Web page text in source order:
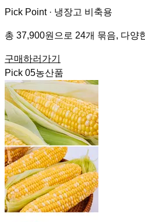
Pick Point · 냉장고 비축용
총 37,900원으로 24개 묶음, 다양
구매하러가기
Pick 05농산품